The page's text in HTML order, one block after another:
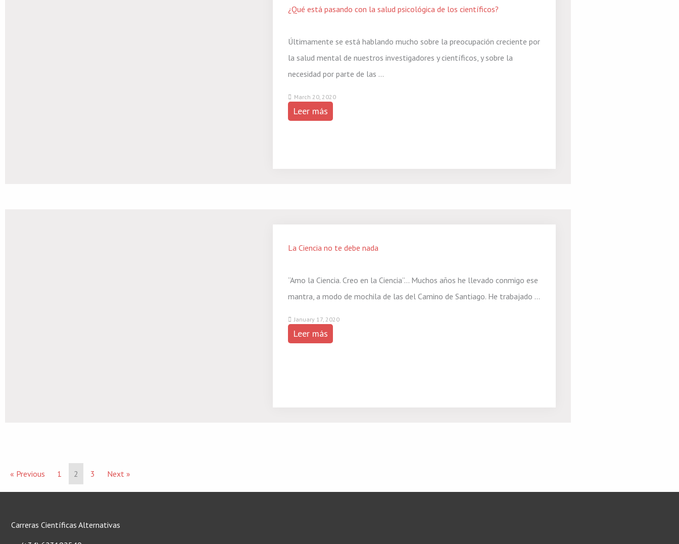
¿Qué está pasando con la salud psicológica de los científicos?
Últimamente se está hablando mucho sobre la preocupación creciente por
la salud mental de nuestros investigadores y científicos, y sobre la
necesidad por parte de las ...
March 20, 2020
Leer más
La Ciencia no te debe nada
“Amo la Ciencia. Creo en la Ciencia”… Muchos años he llevado conmigo ese
mantra, a modo de mochila de las del Camino de Santiago. He trabajado ...
January 17, 2020
Leer más
« Previous 1 2 3 Next »
Carreras Científicas Alternativas